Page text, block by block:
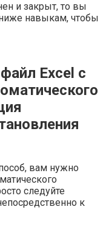
и закрыт, то вы
навыкам, чтобы
Excel с
вам нужно
следуйте
к